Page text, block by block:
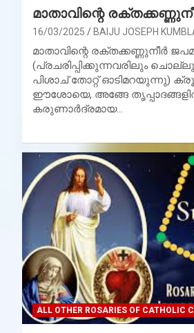
മാതാവിന്റെ
16/03/2025 BAIJU JOSEPH
മാതാവിന്റെ രക്തക്കണ്ണുനീര്‍
(പ്രചരിപ്പിക്കുന്നവരിലും
പിശാച് തോറ്റ് ഓടിമറയുന്നു)
ഈശോയെ, അങ്ങേ
കരുണാര്‍ദ്രമായ…
ALL OTHER ROSARIES OF CATHOLIC